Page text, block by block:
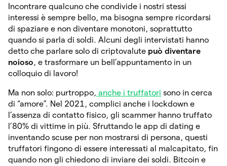
Incontrare qualcuno che condivide i nostri stessi
interessi è sempre bello, ma bisogna sempre ricordarsi
di spaziare e non diventare monotoni, soprattutto
quando si parla di soldi. Alcuni degli intervistati hanno
detto che parlare solo di criptovalute può diventare
noioso, e trasformare un bell’appuntamento in un
colloquio di lavoro!
Ma non solo: purtroppo, anche i truffatori sono in cerca
di “amore”. Nel 2021, complici anche i lockdown e
l’assenza di contatto fisico, gli scammer hanno truffato
l’80% di vittime in più. Sfruttando le app di dating e
inventando scuse per non mostrarsi di persona, questi
truffatori fingono di essere interessati al malcapitato, fin
quando non gli chiedono di inviare dei soldi. Bitcoin e